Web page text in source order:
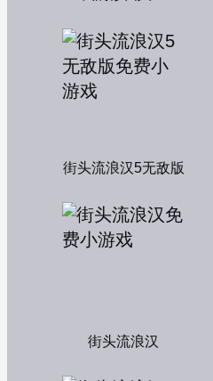
街头流浪汉5无敌版
街头流浪汉